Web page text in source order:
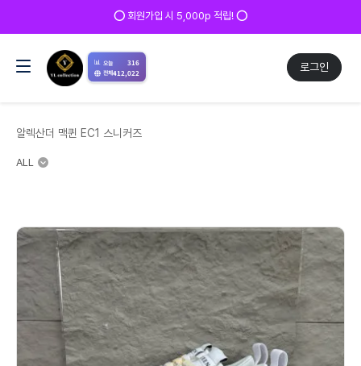
✅ 매일 방문 후 로그인 시 200p 적립! ✅
로그인
📊 오늘 316
전체412,022
알렉산더 맥퀸 EC1 스니커즈
ALL